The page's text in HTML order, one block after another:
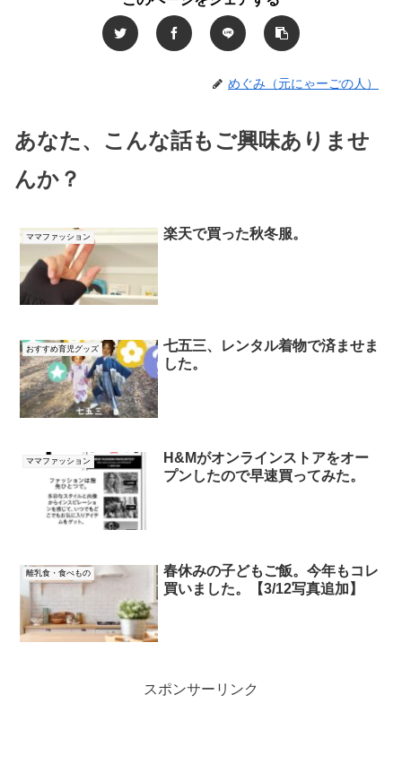
めぐみ（元にゃーごの人）
あなた、こんな話もご興味ありませ
んか？
ママファッション 楽天で買った秋冬服。
おすすめ育児グッズ
七五三、レンタル着物で済ませま
した。
ママファッション
H&Mがオンラインストアをオー
プンしたので早速買ってみた。
離乳食・食べもの
春休みの子どもご飯。今年もコレ
買いました。【3/12写真追加】
スポンサーリンク